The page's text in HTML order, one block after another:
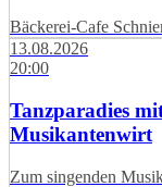
Bäckerei-Cafe
13.08.2026
20:00
Tanzparadies
Musikantenwirt
Zum singenden